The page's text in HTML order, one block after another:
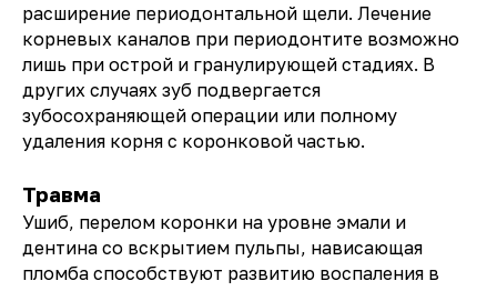
расширение периодонтальной щели. Лечение
корневых каналов при периодонтите возможно
лишь при острой и гранулирующей стадиях. В
других случаях зуб подвергается
зубосохраняющей операции или полному
удаления корня с коронковой частью.
Травма
Ушиб, перелом коронки на уровне эмали и
дентина со вскрытием пульпы, нависающая
пломба способствуют развитию воспаления в